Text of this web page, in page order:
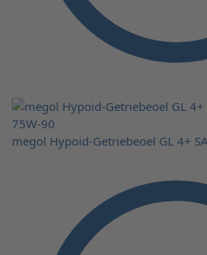
megol Hypoid-Getriebeoel GL 4+